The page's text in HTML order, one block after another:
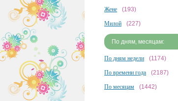
Жене (193)
Милой (227)
По дням, месяцам:
По дням недели (1174)
По времени года (2187)
По месяцам (1442)